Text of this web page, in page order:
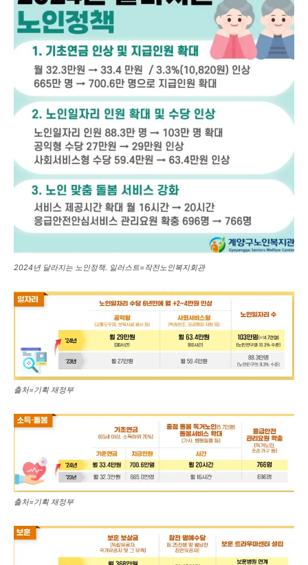
2024년 달라지는 노인정책. 일러스트=작전노인복지회관
출처=기획 재정부
출처=기획 재정부